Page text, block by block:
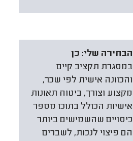
הבחירה שלי: כן
במסגרת תקציב קיים
והכוונה אישית לפי שכר,
מקצוע וצורך, ביטוח תאונות
אישיות הכולל בתוכו מספר
כיסויים שהשמישים ביותר
הם פיצוי לנכות, לשברים